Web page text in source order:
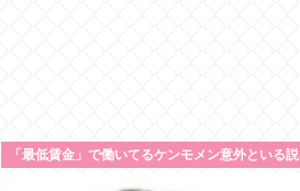
「最低賃金」で働いてるケンモメン意外といる説